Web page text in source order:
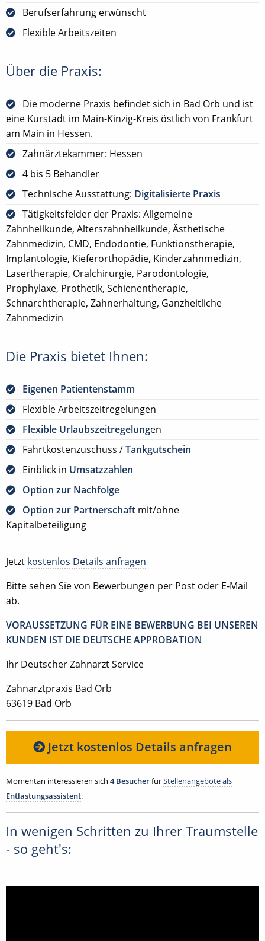
Berufserfahrung erwünscht
Flexible Arbeitszeiten
Über die Praxis:
Die moderne Praxis befindet sich in Bad Orb und ist
eine Kurstadt im Main-Kinzig-Kreis östlich von Frankfurt
am Main in Hessen.
Zahnärztekammer: Hessen
4 bis 5 Behandler
Technische Ausstattung: Digitalisierte Praxis
Tätigkeitsfelder der Praxis: Allgemeine
Zahnheilkunde, Alterszahnheilkunde, Ästhetische
Zahnmedizin, CMD, Endodontie, Funktionstherapie,
Implantologie, Kieferorthopädie, Kinderzahnmedizin,
Lasertherapie, Oralchirurgie, Parodontologie,
Prophylaxe, Prothetik, Schienentherapie,
Schnarchtherapie, Zahnerhaltung, Ganzheitliche
Zahnmedizin
Die Praxis bietet Ihnen:
Eigenen Patientenstamm
Flexible Arbeitszeitregelungen
Flexible Urlaubszeitregelungen
Fahrtkostenzuschuss /Tankgutschein
Einblick in Umsatzzahlen
Option zur Nachfolge
Option zur Partnerschaft mit/ohne
Kapitalbeteiligung
Jetzt kostenlos Details anfragen
Bitte sehen Sie von Bewerbungen per Post oder E-Mail
ab.
VORAUSSETZUNG FÜR EINE BEWERBUNG BEI UNSEREN
KUNDEN IST DIE DEUTSCHE APPROBATION
Ihr Deutscher Zahnarzt Service
Zahnarztpraxis Bad Orb
63619 Bad Orb
Jetzt kostenlos Details anfragen
Momentan interessieren sich 4 BesucherfürStellenangebote als
Entlastungsassistent.
In wenigen Schritten zu Ihrer Traumstelle
- so geht's: